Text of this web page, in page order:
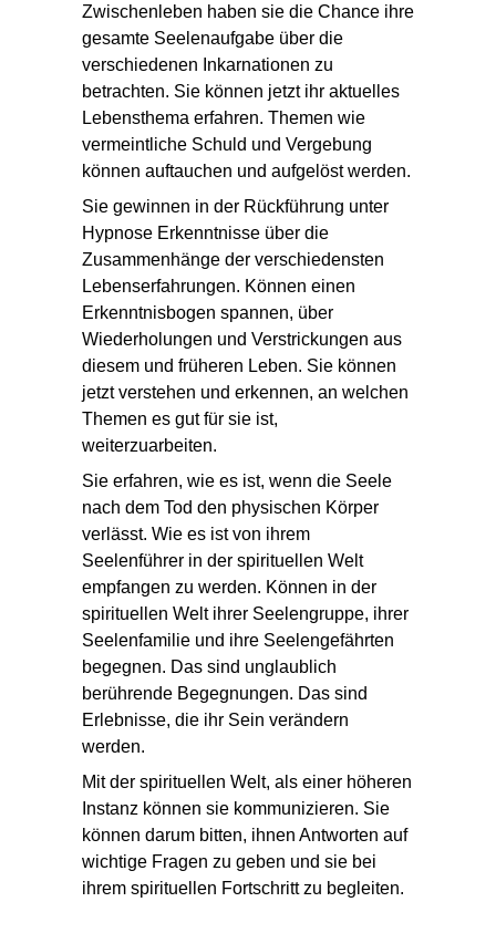
Zwischenleben haben sie die Chance ihre
gesamte Seelenaufgabe über die
verschiedenen Inkarnationen zu
betrachten. Sie können jetzt ihr aktuelles
Lebensthema erfahren. Themen wie
vermeintliche Schuld und Vergebung
können auftauchen und aufgelöst werden.
Sie gewinnen in der Rückführung unter
Hypnose Erkenntnisse über die
Zusammenhänge der verschiedensten
Lebenserfahrungen. Können einen
Erkenntnisbogen spannen, über
Wiederholungen und Verstrickungen aus
diesem und früheren Leben. Sie können
jetzt verstehen und erkennen, an welchen
Themen es gut für sie ist,
weiterzuarbeiten.
Sie erfahren, wie es ist, wenn die Seele
nach dem Tod den physischen Körper
verlässt. Wie es ist von ihrem
Seelenführer in der spirituellen Welt
empfangen zu werden. Können in der
spirituellen Welt ihrer Seelengruppe, ihrer
Seelenfamilie und ihre Seelengefährten
begegnen. Das sind unglaublich
berührende Begegnungen. Das sind
Erlebnisse, die ihr Sein verändern
werden.
Mit der spirituellen Welt, als einer höheren
Instanz können sie kommunizieren. Sie
können darum bitten, ihnen Antworten auf
wichtige Fragen zu geben und sie bei
ihrem spirituellen Fortschritt zu begleiten.